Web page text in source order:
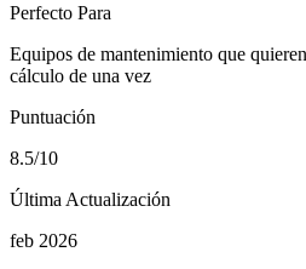
Perfecto Para
Equipos de mantenimiento que
cálculo de una vez
Puntuación
8.5/10
Última Actualización
feb 2026